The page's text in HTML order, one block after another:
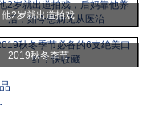
他2岁就出道拍戏
2019秋冬季节